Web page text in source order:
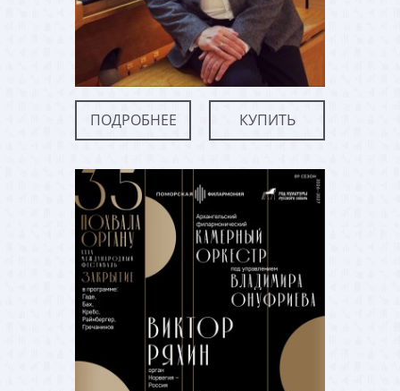
ПОДРОБНЕЕ КУПИТЬ